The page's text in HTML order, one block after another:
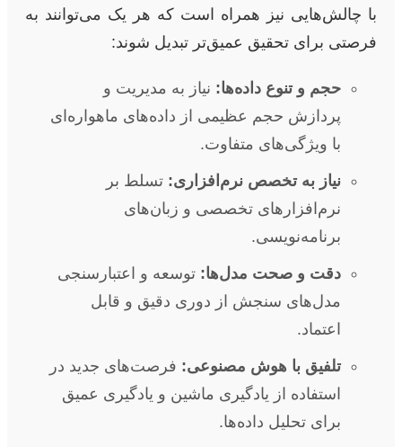
با چالش‌هایی نیز همراه است که هر یک می‌توانند به
فرصتی برای تحقیق عمیق‌تر تبدیل شوند:
حجم و تنوع داده‌ها: نیاز به مدیریت و
پردازش حجم عظیمی از داده‌های ماهواره‌ای
با ویژگی‌های متفاوت.
نیاز به تخصص نرم‌افزاری: تسلط بر
نرم‌افزارهای تخصصی و زبان‌های
برنامه‌نویسی.
دقت و صحت مدل‌ها: توسعه و اعتبارسنجی
مدل‌های سنجش از دوری دقیق و قابل
اعتماد.
تلفیق با هوش مصنوعی: فرصت‌های جدید در
استفاده از یادگیری ماشین و یادگیری عمیق
برای تحلیل داده‌ها.